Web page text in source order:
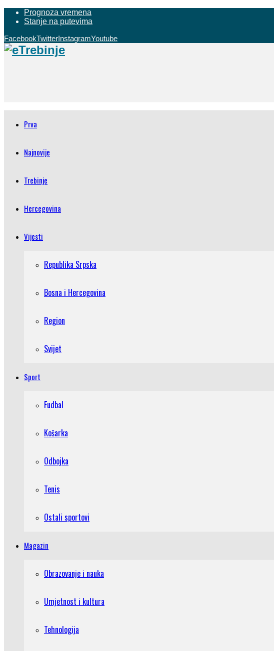
Prognoza vremena
Stanje na putevima
FacebookTwitterInstagramYoutube
Prva
Najnovije
Trebinje
Hercegovina
Vijesti
Republika Srpska
Bosna i Hercegovina
Region
Svijet
Sport
Fudbal
Košarka
Odbojka
Tenis
Ostali sportovi
Magazin
Obrazovanje i nauka
Umjetnost i kultura
Tehnologija